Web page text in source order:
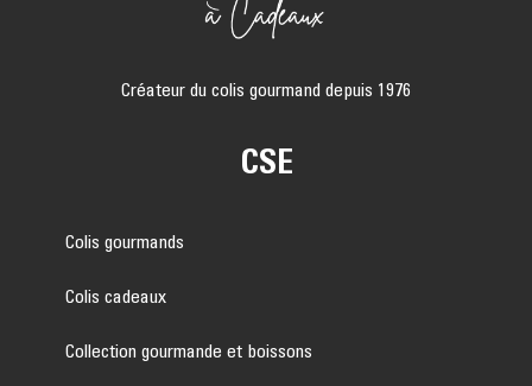
Créateur du colis gourmand depuis 1976
CSE
Colis gourmands
Colis cadeaux
Collection gourmande et boissons